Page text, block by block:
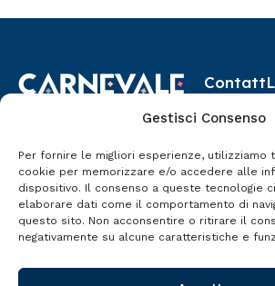
Gestisci Consenso
Per fornire le migliori esperienze, utilizziamo
cookie per memorizzare e/o accedere alle
dispositivo. Il consenso a queste tecnologie
elaborare dati come il comportamento di
questo sito. Non acconsentire o ritirare il
negativamente su alcune caratteristiche e
Termini Imerese
Contatt
etermita
no@gmai
l.com
Termini